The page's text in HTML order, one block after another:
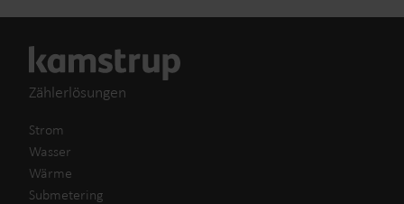
Zählerlösungen
Strom
Wasser
Wärme
Submetering